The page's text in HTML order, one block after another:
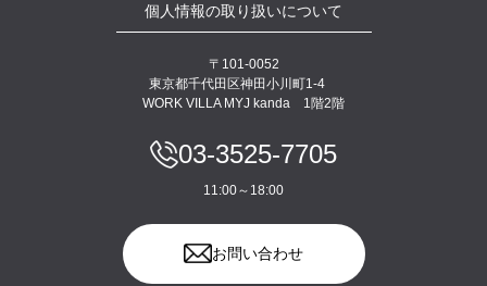
個人情報の取り扱いについて
〒101-0052
東京都千代田区神田小川町1-4
WORK VILLA MYJ kanda 1階2階
03-3525-7705
11:00～18:00
お問い合わせ